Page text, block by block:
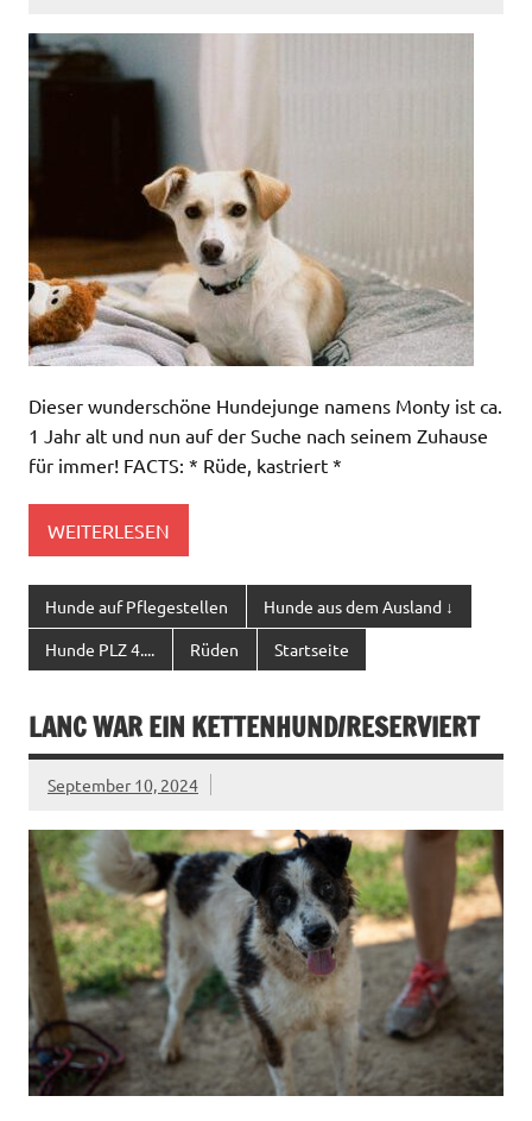
Dieser wunderschöne Hundejunge namens Monty ist ca.
1 Jahr alt und nun auf der Suche nach seinem Zuhause
für immer! FACTS: * Rüde, kastriert *
WEITERLESEN
Hunde auf Pflegestellen Hunde aus dem Ausland ↓
Hunde PLZ 4.... Rüden Startseite
LANC WAR EIN KETTENHUND/RESERVIERT
September 10, 2024